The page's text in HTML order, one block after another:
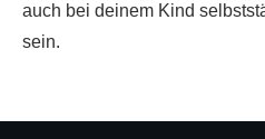
auch bei deinem Kind
sein.